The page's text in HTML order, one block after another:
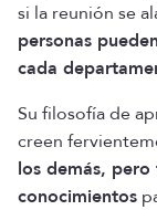
si la reunión se
personas
cada
Su filosofía de
creen
los demás,
conocimientos